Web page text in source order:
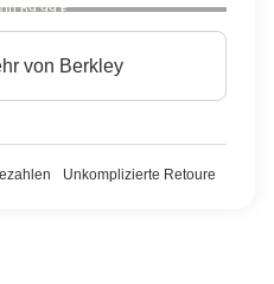
69,99 €
von Berkley
Unkomplizierte Retoure